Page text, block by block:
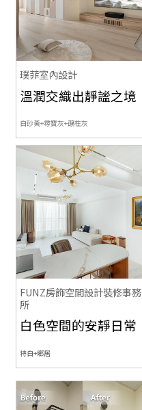
璞菲室內設計
溫潤交織出靜謐之境
白砂黃+尋寶灰+礦柱灰
FUNZ房飾空間設計裝修事務
所
白色空間的安靜日常
特白+鄉居